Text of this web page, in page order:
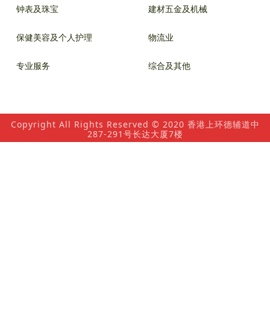
钟表及珠宝 建材五金及机械
保健美容及个人护理 物流业
专业服务 综合及其他
Copyright All Rights Reserved © 2020 香港上环德辅道中
287-291号长达大厦7楼